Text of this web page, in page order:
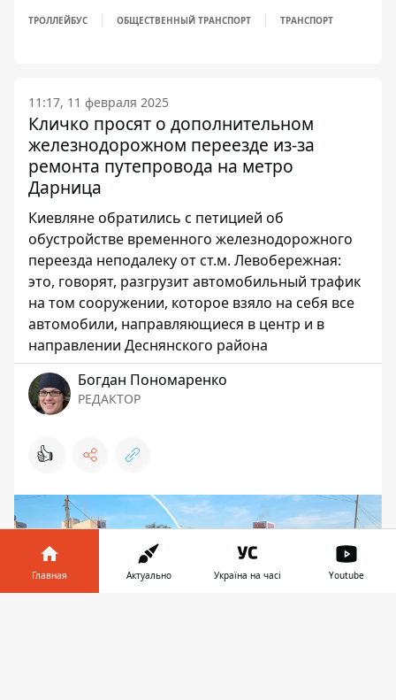
ТРОЛЛЕЙБУС ОБЩЕСТВЕННЫЙ ТРАНСПОРТ ТРАНСПОРТ
11:17, 11 февраля 2025
Кличко просят о дополнительном
железнодорожном переезде из-за
ремонта путепровода на метро
Дарница
Киевляне обратились с петицией об
обустройстве временного железнодорожного
переезда неподалеку от ст.м. Левобережная:
это, говорят, разгрузит автомобильный трафик
на том сооружении, которое взяло на себя все
автомобили, направляющиеся в центр и в
направлении Деснянского района
Богдан Пономаренко
РЕДАКТОР
👍
Главная Актуально Україна на часі Youtube